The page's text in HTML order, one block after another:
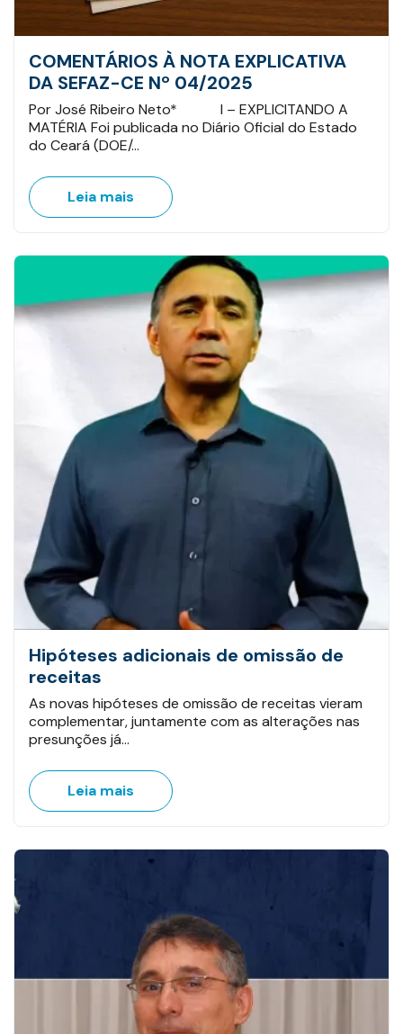
COMENTÁRIOS À NOTA EXPLICATIVA
DA SEFAZ-CE Nº 04/2025
Por José Ribeiro Neto* I – EXPLICITANDO A
MATÉRIA Foi publicada no Diário Oficial do Estado
do Ceará (DOE/…
Leia mais
Hipóteses adicionais de omissão de
receitas
As novas hipóteses de omissão de receitas vieram
complementar, juntamente com as alterações nas
presunções já…
Leia mais